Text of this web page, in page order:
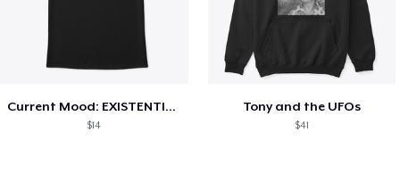
Current Mood: EXISTENTIAL CRISIS
$14
Tony and the UFOs
$41